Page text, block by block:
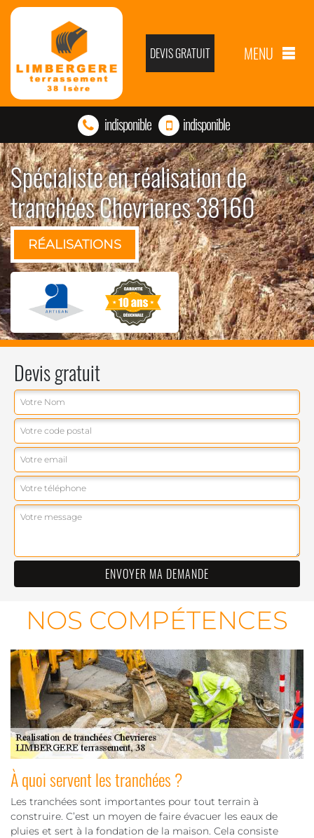
DEVIS GRATUIT MENU
indisponible indisponible
Spécialiste en réalisation de
tranchées Chevrieres 38160
RÉALISATIONS
Devis gratuit
NOS COMPÉTENCES
À quoi servent les tranchées ?
Les tranchées sont importantes pour tout terrain à
construire. C’est un moyen de faire évacuer les eaux de
pluies et sert à la fondation de la maison. Cela consiste